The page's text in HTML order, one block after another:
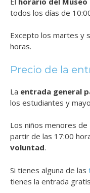
todos los días de
Excepto los martes y
horas.
Precio de la
La entrada general
los estudiantes y
Los niños menores
partir de las 17:00
voluntad.
Si tienes alguna de las
tienes la entrada